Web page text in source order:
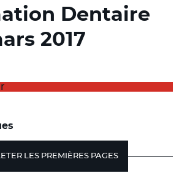
Dentaire
2017
LES PREMIÈRES PAGES